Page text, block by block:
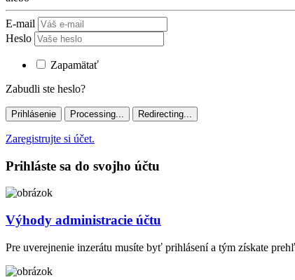
E-mail
Heslo
Zapamätať
Zabudli ste heslo?
Prihlásenie Processing... Redirecting...
Zaregistrujte si účet.
Prihláste sa do svojho účtu
Výhody administracie účtu
Pre uverejnenie inzerátu musíte byť prihlásení a tým získate